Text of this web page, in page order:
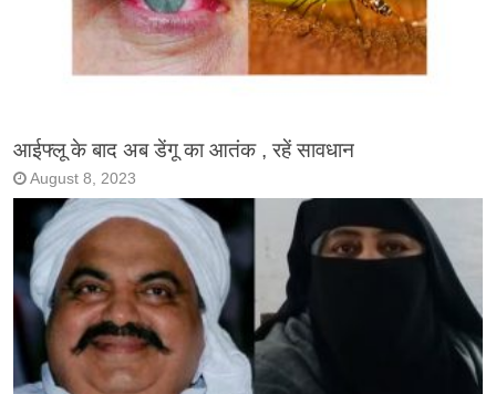
आईफ्लू के बाद अब डेंगू का आतंक , रहें सावधान
August 8, 2023